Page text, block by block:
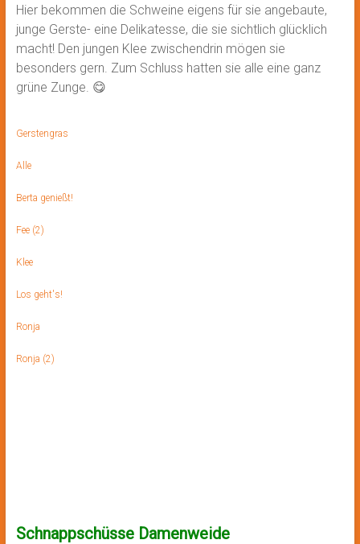
Hier bekommen die Schweine eigens für sie angebaute,
junge Gerste- eine Delikatesse, die sie sichtlich glücklich
macht! Den jungen Klee zwischendrin mögen sie
besonders gern. Zum Schluss hatten sie alle eine ganz
grüne Zunge. 😋
Gerstengras
Alle
Berta genießt!
Fee (2)
Klee
Los geht's!
Ronja
Ronja (2)
Schnappschüsse Damenweide